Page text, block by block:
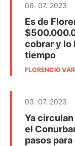
06. 07. 2023
Es de
cobrar y lo
tiempo
FLORENCIO
03. 07. 2023
Ya
el
pasos